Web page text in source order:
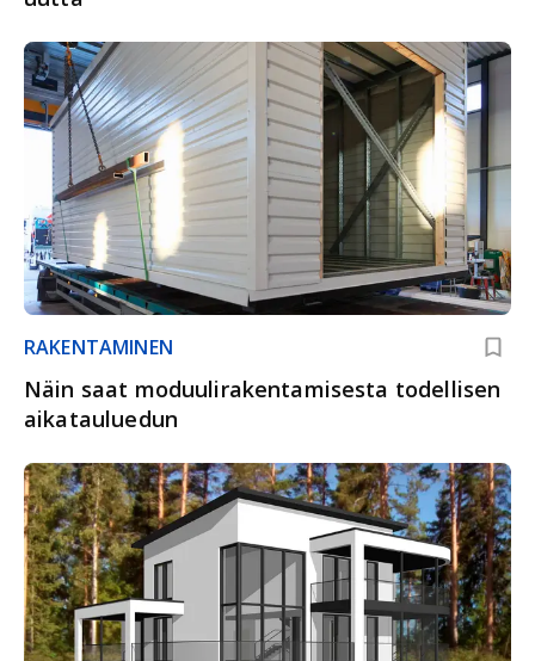
RAKENTAMINEN
Näin saat moduulirakentamisesta todellisen
aikatauluedun